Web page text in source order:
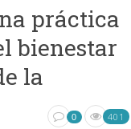
práctica
bienestar
la
0 401